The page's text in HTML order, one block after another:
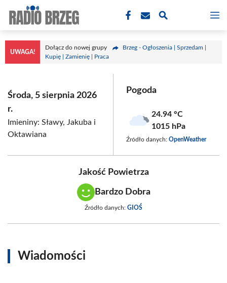
treści
UWAGA!
Dołącz do nowej grupy
Brzeg - Ogłoszenia | Sprzedam |
Kupię | Zamienię | Praca
Środa, 5 sierpnia 2026
r.
Imieniny: Sławy, Jakuba i
Oktawiana
Pogoda
24.94 °C
1015 hPa
Źródło danych: OpenWeather
Jakość Powietrza
Bardzo Dobra
Źródło danych: GIOŚ
Wiadomości